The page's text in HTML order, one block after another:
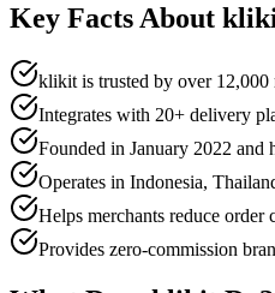
Key Facts About
klikit is trusted by over 12,000
Integrates with 20+ delivery
Founded in January 2022 and
Operates in Indonesia,
Helps merchants reduce order
Provides zero-commission